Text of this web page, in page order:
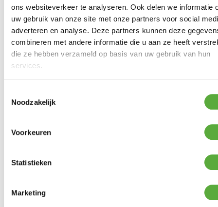
ons websiteverkeer te analyseren. Ook delen we informatie
uw gebruik van onze site met onze partners voor social
adverteren en analyse. Deze partners kunnen deze
combineren met andere informatie die u aan ze heeft
die ze hebben verzameld op basis van uw gebruik van hun
services.
Noodzakelijk
Voorkeuren
Statistieken
Marketing
Ultiem Buitenleven prijs:
€39,00
Achteraf betalen mogelijk
Snelle verzending & levering aan huis
Merk:Barebones